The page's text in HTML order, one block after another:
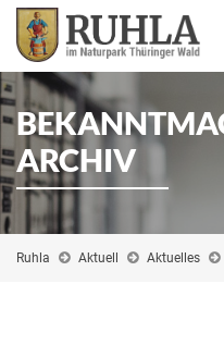
ARCHIV
Ruhla Aktuell Aktuelles